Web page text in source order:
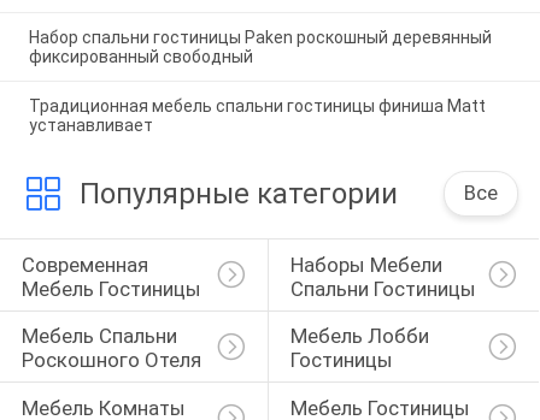
Набор спальни гостиницы Paken роскошный деревянный
фиксированный свободный
Традиционная мебель спальни гостиницы финиша Matt
устанавливает
Популярные категории Все
Современная
Мебель Гостиницы
Наборы Мебели
Спальни Гостиницы
Мебель Спальни
Роскошного Отеля
Мебель Лобби
Гостиницы
Мебель Комнаты
Мебель Гостиницы